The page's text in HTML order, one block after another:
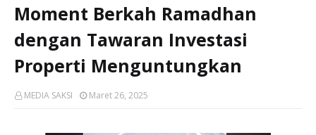
Moment Berkah Ramadhan
dengan Tawaran Investasi
Properti Menguntungkan
MEDIA SAKSI Maret 26, 2025